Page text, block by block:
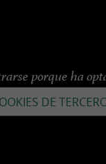
porque ha
DE